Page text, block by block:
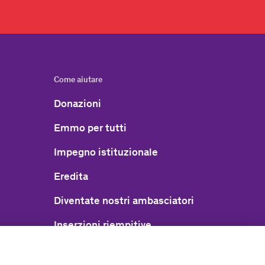
Come aiutare
Donazioni
Emmo per tutti
Impegno istituzionale
Eredita
Diventate nostri ambasciatori
Inserzioni riempitive